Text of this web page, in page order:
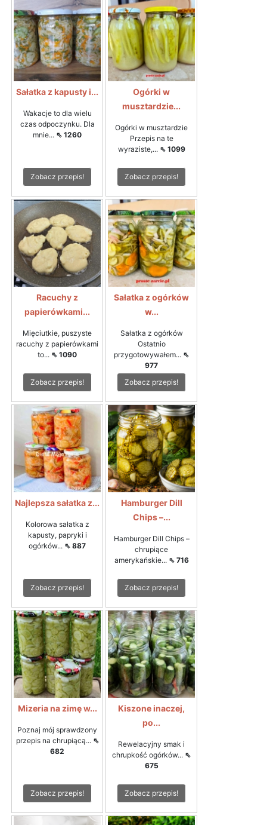
Sałatka z kapusty i...
Wakacje to dla wielu
czas odpoczynku. Dla
mnie... ⇖ 1260
Zobacz przepis!
Ogórki w
musztardzie...
Ogórki w musztardzie
Przepis na te
wyraziste,... ⇖ 1099
Zobacz przepis!
Racuchy z
papierówkami...
Mięciutkie, puszyste
racuchy z papierówkami
to... ⇖ 1090
Zobacz przepis!
Sałatka z ogórków
w...
Sałatka z ogórków
Ostatnio
przygotowywałem... ⇖
977
Zobacz przepis!
Najlepsza sałatka z...
Kolorowa sałatka z
kapusty, papryki i
ogórków... ⇖ 887
Zobacz przepis!
Hamburger Dill
Chips –...
Hamburger Dill Chips –
chrupiące
amerykańskie... ⇖ 716
Zobacz przepis!
Mizeria na zimę w...
Poznaj mój sprawdzony
przepis na chrupiącą... ⇖
682
Zobacz przepis!
Kiszone inaczej,
po...
Rewelacyjny smak i
chrupkość ogórków... ⇖
675
Zobacz przepis!